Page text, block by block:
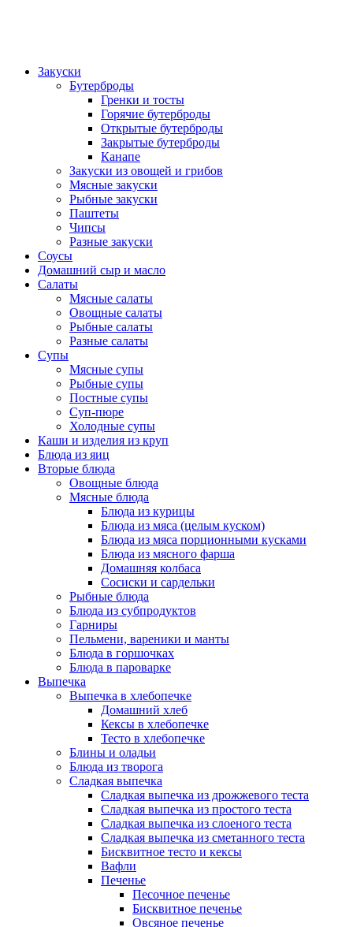
Закуски
Бутерброды
Гренки и тосты
Горячие бутерброды
Открытые бутерброды
Закрытые бутерброды
Канапе
Закуски из овощей и грибов
Мясные закуски
Рыбные закуски
Паштеты
Чипсы
Разные закуски
Соусы
Домашний сыр и масло
Салаты
Мясные салаты
Овощные салаты
Рыбные салаты
Разные салаты
Супы
Мясные супы
Рыбные супы
Постные супы
Суп-пюре
Холодные супы
Каши и изделия из круп
Блюда из яиц
Вторые блюда
Овощные блюда
Мясные блюда
Блюда из курицы
Блюда из мяса (целым куском)
Блюда из мяса порционными кусками
Блюда из мясного фарша
Домашняя колбаса
Сосиски и сардельки
Рыбные блюда
Блюда из субпродуктов
Гарниры
Пельмени, вареники и манты
Блюда в горшочках
Блюда в пароварке
Выпечка
Выпечка в хлебопечке
Домашний хлеб
Кексы в хлебопечке
Тесто в хлебопечке
Блины и оладьи
Блюда из творога
Сладкая выпечка
Сладкая выпечка из дрожжевого теста
Сладкая выпечка из простого теста
Сладкая выпечка из слоеного теста
Сладкая выпечка из сметанного теста
Бисквитное тесто и кексы
Вафли
Печенье
Песочное печенье
Бисквитное печенье
Овсяное печенье